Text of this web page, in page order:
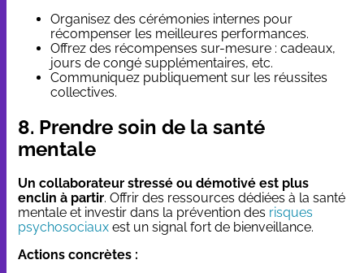
Organisez des cérémonies internes pour
récompenser les meilleures performances.
Offrez des récompenses sur-mesure : cadeaux,
jours de congé supplémentaires, etc.
Communiquez publiquement sur les réussites
collectives.
8. Prendre soin de la santé
mentale
Un collaborateur stressé ou démotivé est plus
enclin à partir. Offrir des ressources dédiées à la santé
mentale et investir dans la prévention des risques
psychosociaux est un signal fort de bienveillance.
Actions concrètes :